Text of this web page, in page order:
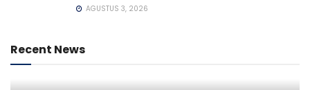
AGUSTUS 3, 2026
Recent News